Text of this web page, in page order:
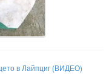
в Лайпциг (ВИДЕО)